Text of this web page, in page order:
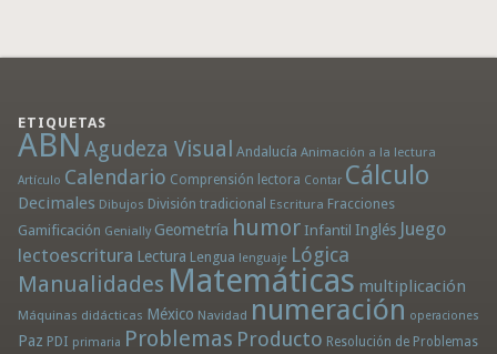
ETIQUETAS
ABN Agudeza Visual Andalucía Animación a la lectura
Artículo Calendario Comprensión lectora Contar Cálculo
Decimales Dibujos División tradicional Escritura Fracciones
Gamificación Genially Geometría humor Infantil Inglés Juego
lectoescritura Lectura Lengua lenguaje Lógica
Manualidades Matemáticas multiplicación
Máquinas didácticas México Navidad numeración operaciones
Paz PDI primaria Problemas Producto Resolución de Problemas